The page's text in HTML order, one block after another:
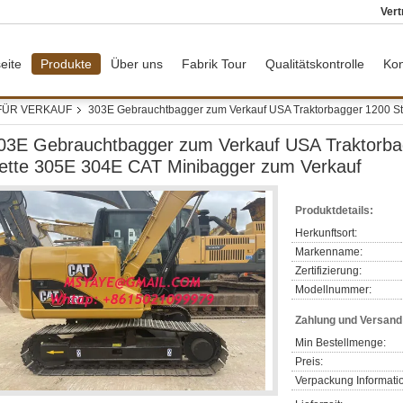
Produkte Über uns Fabrik Tour Qualitätskontrolle
VERKAUF 303E Gebrauchtbagger zum Verkauf USA Traktorbagger 1200
Gebrauchtbagger zum Verkauf USA
305E 304E CAT Minibagger zum Verkauf
Produktdetails:
Herkunftsort:
Markenname:
Zertifizierung:
Modellnummer:
Zahlung und
Min Bestellmenge:
Preis:
Verpackung